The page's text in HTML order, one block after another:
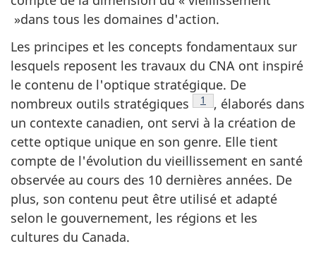
»dans tous les domaines d'action.
Les principes et les concepts fondamentaux sur
lesquels reposent les travaux du CNA ont inspiré
le contenu de l'optique stratégique. De
nombreux outils stratégiques
Note de bas de page
1
, élaborés dans
un contexte canadien, ont servi à la création de
cette optique unique en son genre. Elle tient
compte de l'évolution du vieillissement en santé
observée au cours des 10 dernières années. De
plus, son contenu peut être utilisé et adapté
selon le gouvernement, les régions et les
cultures du Canada.